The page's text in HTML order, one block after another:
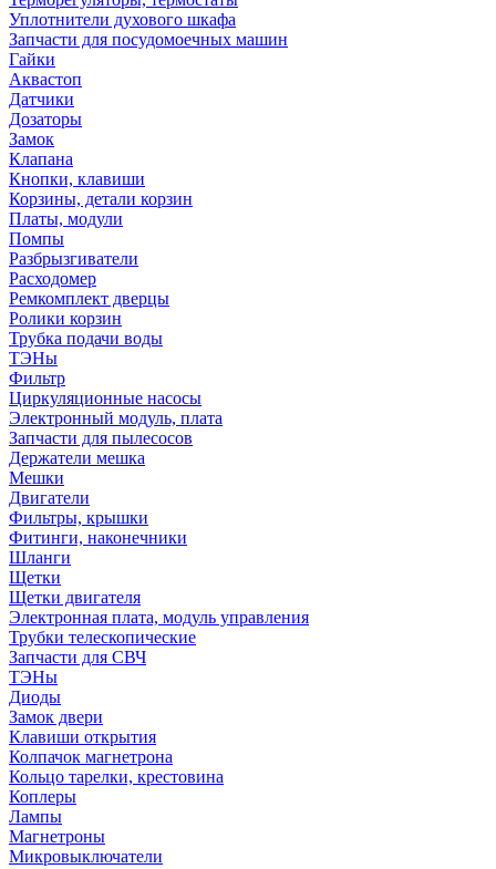
Уплотнители духового шкафа
Запчасти для посудомоечных машин
Гайки
Аквастоп
Датчики
Дозаторы
Замок
Клапана
Кнопки, клавиши
Корзины, детали корзин
Платы, модули
Помпы
Разбрызгиватели
Расходомер
Ремкомплект дверцы
Ролики корзин
Трубка подачи воды
ТЭНы
Фильтр
Циркуляционные насосы
Электронный модуль, плата
Запчасти для пылесосов
Держатели мешка
Мешки
Двигатели
Фильтры, крышки
Фитинги, наконечники
Шланги
Щетки
Щетки двигателя
Электронная плата, модуль управления
Трубки телескопические
Запчасти для СВЧ
ТЭНы
Диоды
Замок двери
Клавиши открытия
Колпачок магнетрона
Кольцо тарелки, крестовина
Коплеры
Лампы
Магнетроны
Микровыключатели